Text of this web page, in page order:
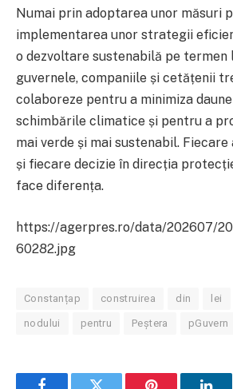
Numai prin adoptarea unor măsuri
implementarea unor strategii
o dezvoltare sustenabilă pe termen
guvernele, companiile și cetățenii
colaboreze pentru a minimiza
schimbările climatice și pentru a
mai verde și mai sustenabil.
și fiecare decizie în direcția
face diferența.
https://agerpres.ro/data/202607/
60282.jpg
Constanțap construirea din lei
nodului pentru Peștera pGuvern